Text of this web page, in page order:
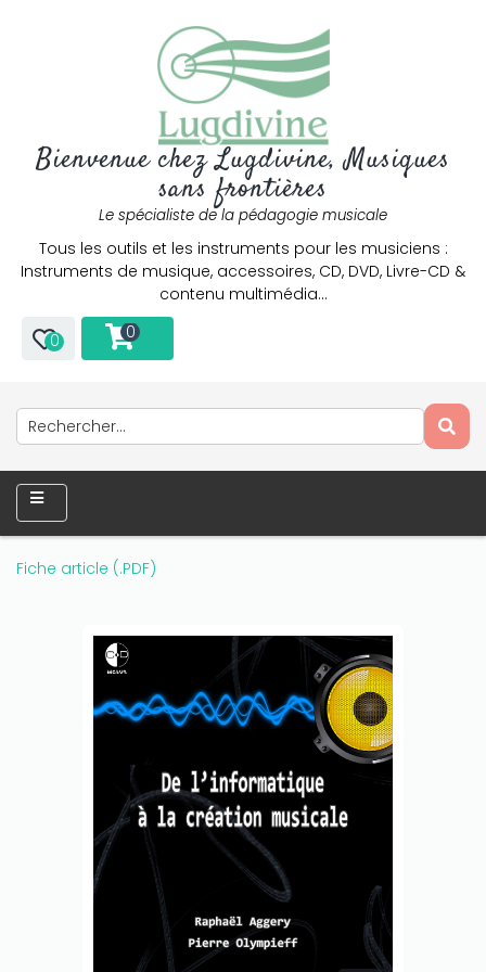
Bienvenue chez Lugdivine, Musiques
sans frontières
Le spécialiste de la pédagogie musicale
Tous les outils et les instruments pour les musiciens :
Instruments de musique, accessoires, CD, DVD, Livre-CD &
contenu multimédia…
0 0
Fiche article (.PDF)